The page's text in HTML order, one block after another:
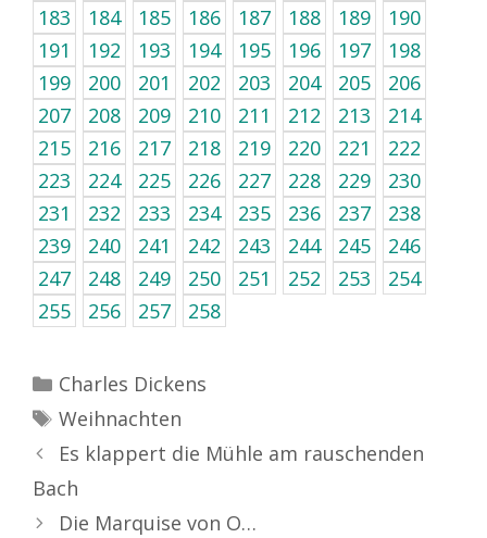
183
184 185 186 187 188 189
190
191
192 193 194 195 196 197
198
199
200 201 202 203 204 205
206
207
208 209 210 211 212 213
214
215
216 217 218 219 220 221
222
223
224 225 226 227 228 229
230
231
232 233 234 235 236 237
238
239
240 241 242 243 244 245
246
247
248 249 250 251 252 253
254
255
256 257 258
Kategorien
Charles Dickens
Schlagwörter
Weihnachten
Es klappert die Mühle am rauschenden
Bach
Die Marquise von O…